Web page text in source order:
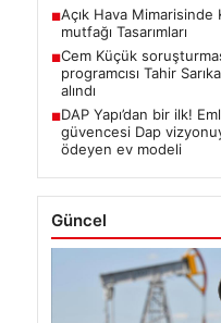
■Açık Hava Mimarisinde
mutfağı Tasarımları
■Cem Küçük
programcısı Tahir
alındı
■DAP Yapı’dan bir ilk!
güvencesi Dap
ödeyen ev modeli
Güncel